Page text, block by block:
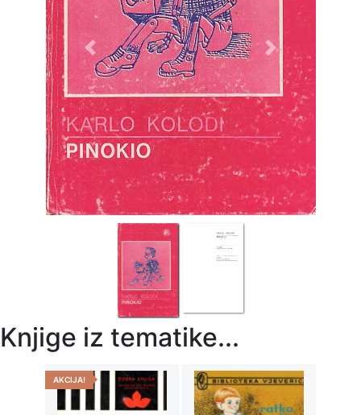
Previous Next
Knjige iz tematike...
AKCIJA!